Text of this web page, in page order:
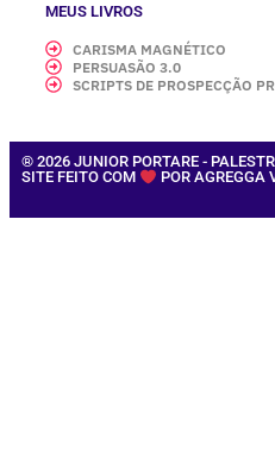
MEUS LIVROS
CARISMA MAGNÉTICO
PERSUASÃO 3.0
SCRIPTS DE PROSPECÇÃO
® 2026 JUNIOR PORTARE -
SITE FEITO COM
POR AGREGGA